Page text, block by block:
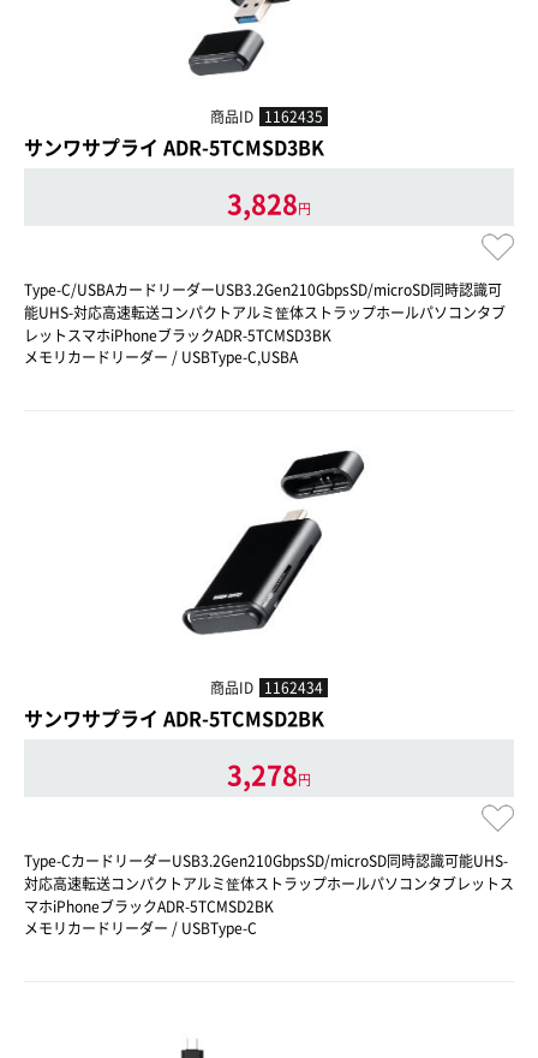
商品ID 1162435
サンワサプライ ADR-5TCMSD3BK
3,828円
Type-C/USBAカードリーダーUSB3.2Gen210GbpsSD/microSD同時認識可
能UHS-対応高速転送コンパクトアルミ筐体ストラップホールパソコンタブ
レットスマホiPhoneブラックADR-5TCMSD3BK
メモリカードリーダー / USBType-C,USBA
商品ID 1162434
サンワサプライ ADR-5TCMSD2BK
3,278円
Type-CカードリーダーUSB3.2Gen210GbpsSD/microSD同時認識可能UHS-
対応高速転送コンパクトアルミ筐体ストラップホールパソコンタブレットス
マホiPhoneブラックADR-5TCMSD2BK
メモリカードリーダー / USBType-C